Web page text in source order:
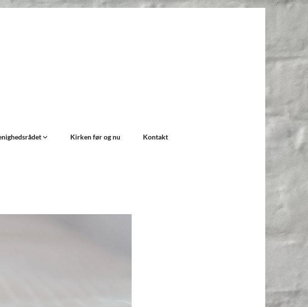
Kirken før og nu Kontakt